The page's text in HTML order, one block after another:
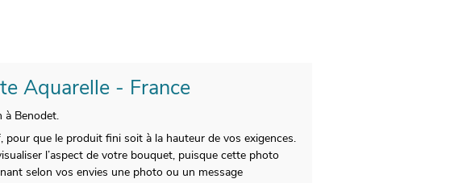
Aquarelle - France
à Benodet.
que le produit fini soit à la hauteur de vos exigences.
l’aspect de votre bouquet, puisque cette photo
selon vos envies une photo ou un message